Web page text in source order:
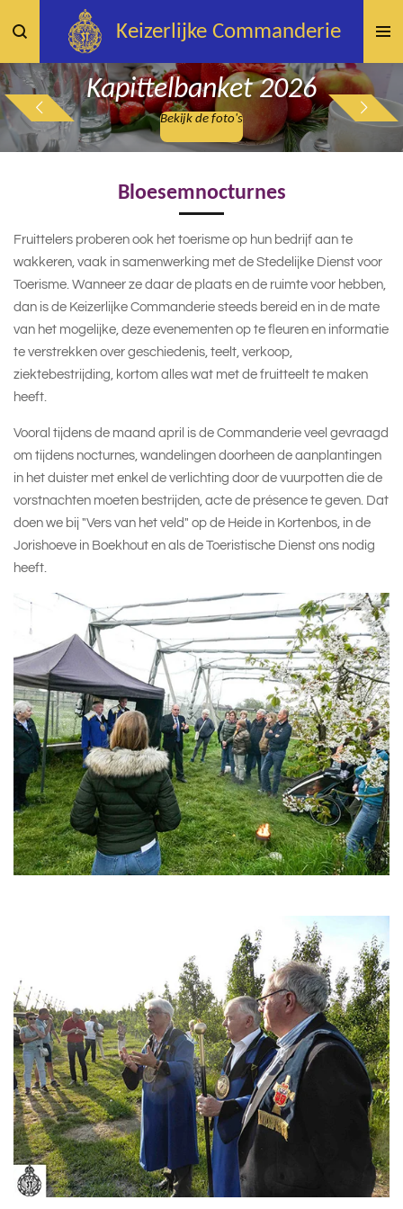
direct
naar
de
hoofdinhoud
Keizerlijke Commanderie
Kapittelbanket 2026
Bekijk de foto's
Bloesemnocturnes
Fruittelers proberen ook het toerisme op hun bedrijf aan te
wakkeren, vaak in samenwerking met de Stedelijke Dienst voor
Toerisme. Wanneer ze daar de plaats en de ruimte voor hebben,
dan is de Keizerlijke Commanderie steeds bereid en in de mate
van het mogelijke, deze evenementen op te fleuren en informatie
te verstrekken over geschiedenis, teelt, verkoop,
ziektebestrijding, kortom alles wat met de fruitteelt te maken
heeft.
Vooral tijdens de maand april is de Commanderie veel gevraagd
om tijdens nocturnes, wandelingen doorheen de aanplantingen
in het duister met enkel de verlichting door de vuurpotten die de
vorstnachten moeten bestrijden, acte de présence te geven. Dat
doen we bij "Vers van het veld" op de Heide in Kortenbos, in de
Jorishoeve in Boekhout en als de Toeristische Dienst ons nodig
heeft.